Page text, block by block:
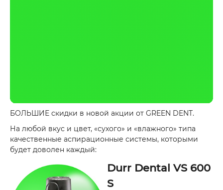
БОЛЬШИЕ скидки в новой акции от GREEN DENT.
На любой вкус и цвет, «сухого» и «влажного» типа
качественные аспирационные системы, которыми
будет доволен каждый:
Durr Dental VS 600
S